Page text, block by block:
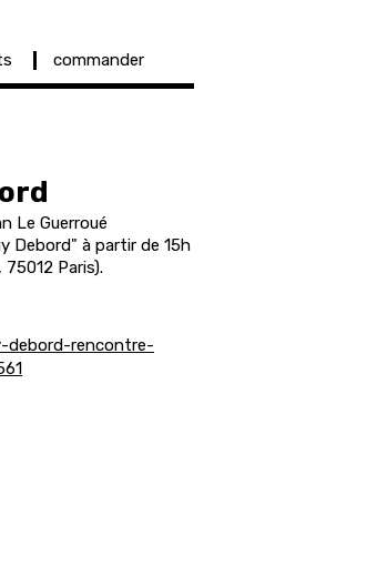
commander
Le Guerroué
Debord" à partir de 15h
Paris).
debord-rencontre-